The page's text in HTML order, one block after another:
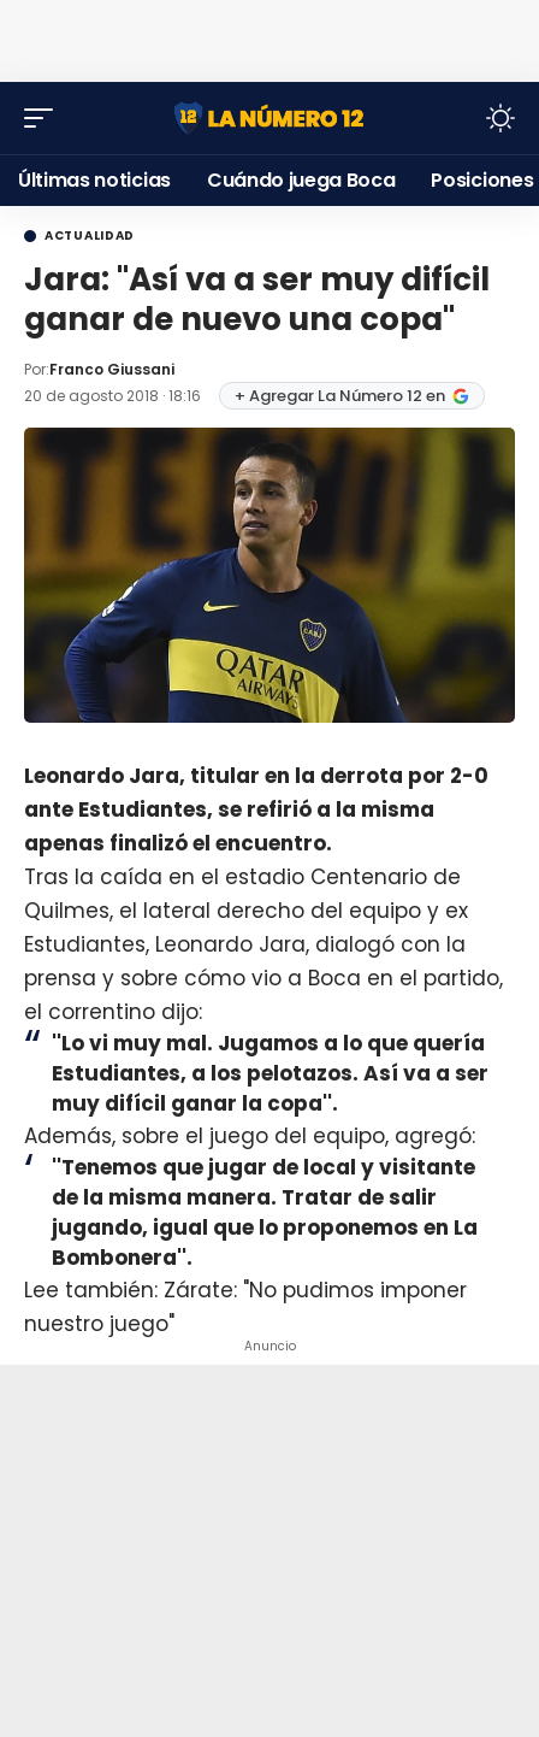
Últimas noticias Cuándo juega Boca Posiciones
ACTUALIDAD
Jara: "Así va a ser muy difícil
ganar de nuevo una copa"
Por:Franco Giussani
20 de agosto 2018 · 18:16
+ Agregar La Número 12 en
Leonardo Jara, titular en la derrota por 2-0
ante Estudiantes, se refirió a la misma
apenas finalizó el encuentro.
Tras la caída en el estadio Centenario de
Quilmes, el lateral derecho del equipo y ex
Estudiantes, Leonardo Jara, dialogó con la
prensa y sobre cómo vio a Boca en el partido,
el correntino dijo:
''Lo vi muy mal. Jugamos a lo que quería
Estudiantes, a los pelotazos. Así va a ser
muy difícil ganar la copa''.
Además, sobre el juego del equipo, agregó:
''Tenemos que jugar de local y visitante
de la misma manera. Tratar de salir
jugando, igual que lo proponemos en La
Bombonera''.
Lee también: Zárate: "No pudimos imponer
nuestro juego"
Anuncio